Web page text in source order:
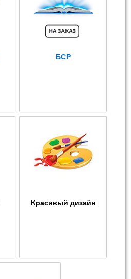
БСР
Красивый дизайн